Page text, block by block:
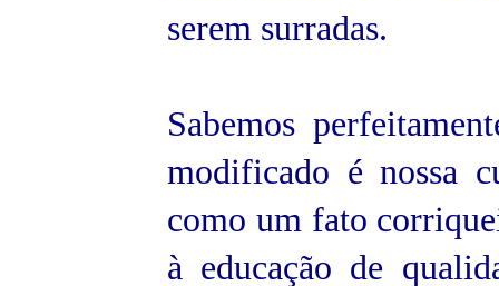
serem surradas.
Sabemos
modificado é nossa
como um fato
à educação de